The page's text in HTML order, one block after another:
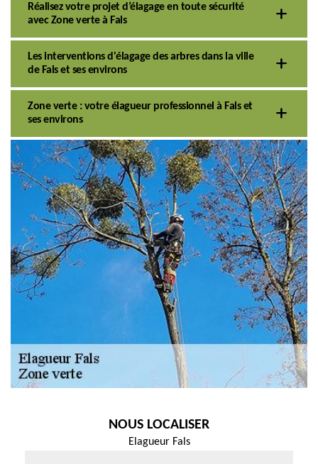
Réalisez votre projet d’élagage en toute sécurité
avec Zone verte à Fals
Les interventions d'élagage des arbres dans la ville
de Fals et ses environs
Zone verte : votre élagueur professionnel à Fals et
ses environs
NOUS LOCALISER
Elagueur Fals